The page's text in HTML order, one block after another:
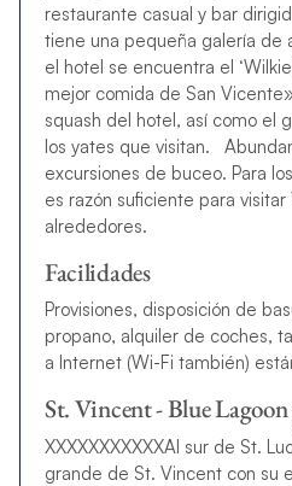
restaurante casual y bar
tiene una pequeña galería de
el hotel se encuentra el
mejor comida de San
squash del hotel, así como el
los yates que visitan.
excursiones de buceo. Para
es razón suficiente para visitar
alrededores.
Facilidades
Provisiones, disposición de
propano, alquiler de coches,
a Internet (Wi-Fi también)
St. Vincent - Blue
XXXXXXXXXXXAl sur de St.
grande de St. Vincent con su